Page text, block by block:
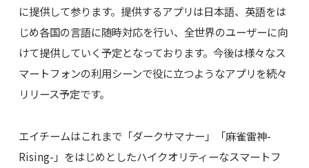
に提供して参ります。提供するアプリは日本語、英語をは
じめ各国の言語に随時対応を行い、全世界のユーザーに向
けて提供していく予定となっております。今後は様々なス
マートフォンの利用シーンで役に立つようなアプリを続々
リリース予定です。
エイチームはこれまで「ダークサマナー」「麻雀雷神-
Rising-」をはじめとしたハイクオリティーなスマートフ